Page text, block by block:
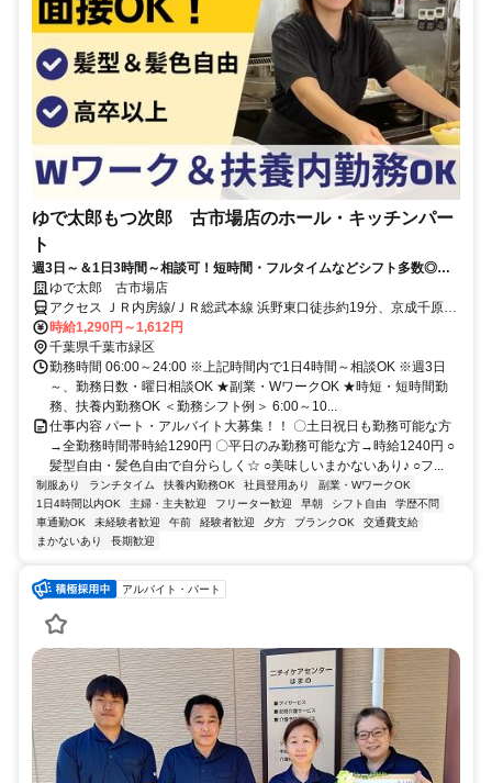
ゆで太郎もつ次郎 古市場店のホール・キッチンパー
ト
週3日～＆1日3時間～相談可！短時間・フルタイムなどシフト多数◎髪
型自由・履歴書不要
ゆで太郎 古市場店
アクセス ＪＲ内房線/ＪＲ総武本線 浜野東口徒歩約19分、京成千原線
おゆみ野南口徒歩約28分、京成千原線 学園前（千葉県）出入口1徒歩
約31分
時給1,290円～1,612円
千葉県千葉市緑区
勤務時間 06:00～24:00 ※上記時間内で1日4時間～相談OK ※週3日
～、勤務日数・曜日相談OK ★副業・WワークOK ★時短・短時間勤
務、扶養内勤務OK ＜勤務シフト例＞ 6:00～10...
仕事内容 パート・アルバイト大募集！！ 〇土日祝日も勤務可能な方
→全勤務時間帯時給1290円 〇平日のみ勤務可能な方→時給1240円 ○
髪型自由・髪色自由で自分らしく☆ ○美味しいまかないあり♪ ○フ...
制服あり ランチタイム 扶養内勤務OK 社員登用あり
副業・WワークOK
1日4時間以内OK
主婦・主夫歓迎 フリーター歓迎 早朝 シフト自由
学歴不問
車通勤OK
未経験者歓迎 午前 経験者歓迎 夕方 ブランクOK
交通費支給
まかないあり
長期歓迎
アルバイト・パート